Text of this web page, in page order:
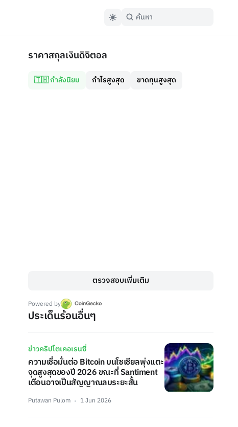
ราคาสกุลเงินดิจิตอล
🇹🇭 กำลังนิยม กำไรสูงสุด ขาดทุนสูงสุด
ตรวจสอบเพิ่มเติม
Powered by
ประเด็นร้อนอื่นๆ
ข่าวคริปโตเคอเรนซี่
ความเชื่อมั่นต่อ Bitcoin บนโซเชียลพุ่งแตะ
จุดสูงสุดของปี 2026 ขณะที่ Santiment
เตือนอาจเป็นสัญญาณลบระยะสั้น
Putawan Pulom 1 Jun 2026